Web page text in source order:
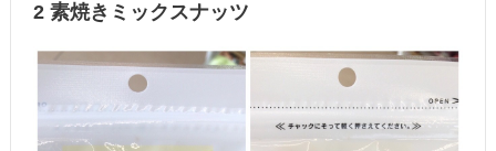
2 素焼きミックスナッツ